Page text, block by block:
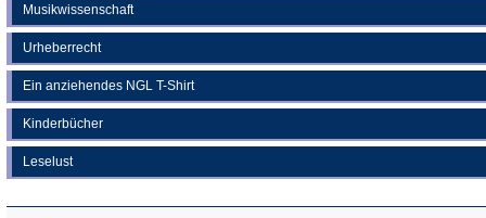
Musikwissenschaft
Urheberrecht
Ein anziehendes NGL T-Shirt
Kinderbücher
Leselust